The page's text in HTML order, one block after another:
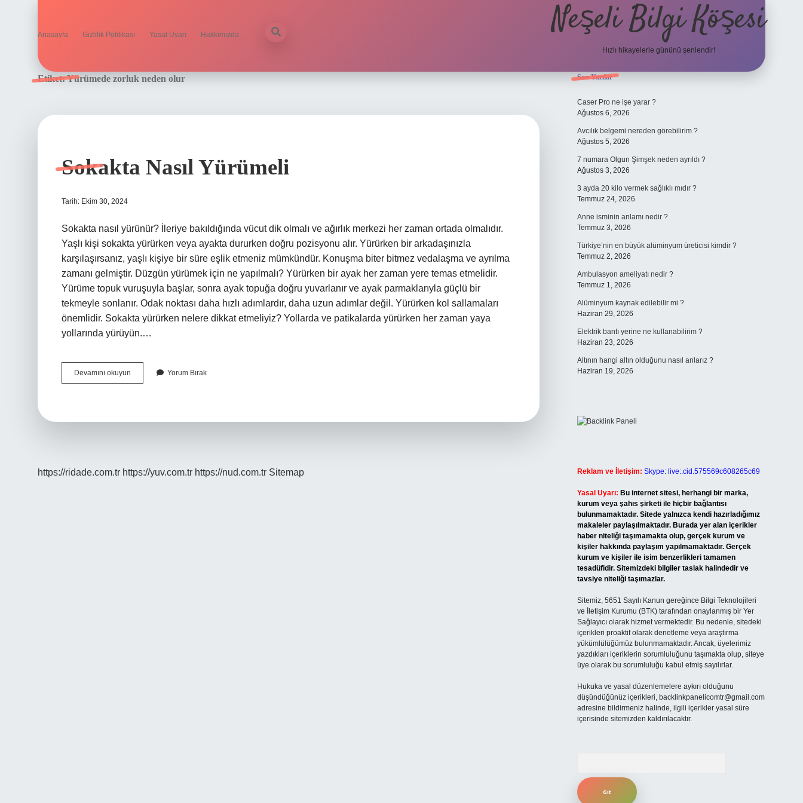
Anasayfa Gizlilik Politikası Yasal Uyarı Hakkımızda Neşeli Bilgi Köşesi
Hızlı hikayelerle gününü şenlendir!
Etiket:Yürümede zorluk neden olur
Sokakta Nasıl Yürümeli
Tarih: Ekim 30, 2024
Sokakta nasıl yürünür? İleriye bakıldığında vücut dik olmalı ve ağırlık merkezi her zaman ortada olmalıdır.
Yaşlı kişi sokakta yürürken veya ayakta dururken doğru pozisyonu alır. Yürürken bir arkadaşınızla
karşılaşırsanız, yaşlı kişiye bir süre eşlik etmeniz mümkündür. Konuşma biter bitmez vedalaşma ve ayrılma
zamanı gelmiştir. Düzgün yürümek için ne yapılmalı? Yürürken bir ayak her zaman yere temas etmelidir.
Yürüme topuk vuruşuyla başlar, sonra ayak topuğa doğru yuvarlanır ve ayak parmaklarıyla güçlü bir
tekmeyle sonlanır. Odak noktası daha hızlı adımlardır, daha uzun adımlar değil. Yürürken kol sallamaları
önemlidir. Sokakta yürürken nelere dikkat etmeliyiz? Yollarda ve patikalarda yürürken her zaman yaya
yollarında yürüyün.…
Devamını okuyun
Nasıl
Yorum Bırak
https://ridade.com.tr https://yuv.com.tr https://nud.com.tr Sitemap
Sidebar
Son Yazılar
Caser Pro ne işe yarar ?
Ağustos 6, 2026
Avcılık belgemi nereden görebilirim ?
Ağustos 5, 2026
7 numara Olgun Şimşek neden ayrıldı ?
Ağustos 3, 2026
3 ayda 20 kilo vermek sağlıklı mıdır ?
Temmuz 24, 2026
Anne isminin anlamı nedir ?
Temmuz 3, 2026
Türkiye’nin en büyük alüminyum üreticisi kimdir ?
Temmuz 2, 2026
Ambulasyon ameliyatı nedir ?
Temmuz 1, 2026
Alüminyum kaynak edilebilir mi ?
Haziran 29, 2026
Elektrik bantı yerine ne kullanabilirim ?
Haziran 23, 2026
Altının hangi altın olduğunu nasıl anlarız ?
Haziran 19, 2026
Reklam ve İletişim: Skype: live:.cid.575569c608265c69
Yasal Uyarı: Bu internet sitesi, herhangi bir marka,
kurum veya şahıs şirketi ile hiçbir bağlantısı
bulunmamaktadır. Sitede yalnızca kendi hazırladığımız
makaleler paylaşılmaktadır. Burada yer alan içerikler
haber niteliği taşımamakta olup, gerçek kurum ve
kişiler hakkında paylaşım yapılmamaktadır. Gerçek
kurum ve kişiler ile isim benzerlikleri tamamen
tesadüfidir. Sitemizdeki bilgiler taslak halindedir ve
tavsiye niteliği taşımazlar.
Sitemiz, 5651 Sayılı Kanun gereğince Bilgi Teknolojileri
ve İletişim Kurumu (BTK) tarafından onaylanmış bir Yer
Sağlayıcı olarak hizmet vermektedir. Bu nedenle, sitedeki
içerikleri proaktif olarak denetleme veya araştırma
yükümlülüğümüz bulunmamaktadır. Ancak, üyelerimiz
yazdıkları içeriklerin sorumluluğunu taşımakta olup, siteye
üye olarak bu sorumluluğu kabul etmiş sayılırlar.
Hukuka ve yasal düzenlemelere aykırı olduğunu
düşündüğünüz içerikleri, backlinkpanelicomtr@gmail.com
adresine bildirmeniz halinde, ilgili içerikler yasal süre
içerisinde sitemizden kaldırılacaktır.